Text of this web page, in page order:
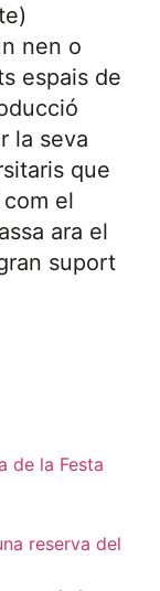
nen o
espais de
la seva
que
el
ara el
suport
de la Festa
reserva del